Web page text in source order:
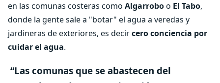
en las comunas costeras como Algarroboo El Tabo,
donde la gente sale a "botar" el agua a veredas y
jardineras de exteriores, es decircero conciencia por
cuidar el agua.
“Las comunas que se abastecen del